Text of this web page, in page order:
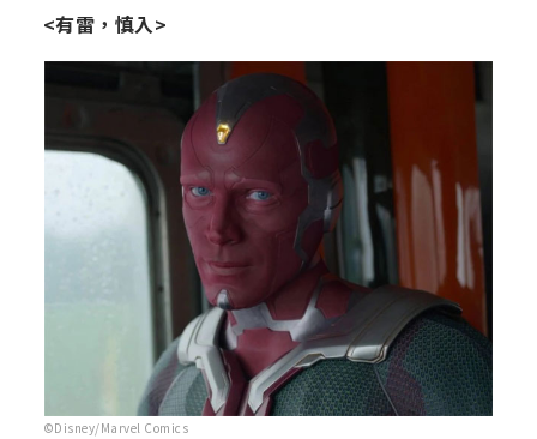
<有雷，慎入>
©Disney/Marvel Comics